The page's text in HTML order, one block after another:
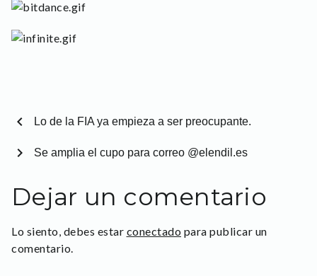
chevron_left Lo de la FIA ya empieza a ser preocupante.
Se amplia el cupo para correo @elendil.es
chevron_right
Dejar un comentario
Lo siento, debes estar conectado para publicar un
comentario.